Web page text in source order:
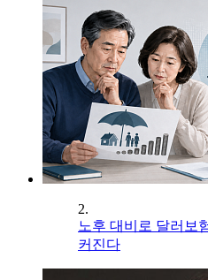
2.
노후 대비로 달러보
커진다